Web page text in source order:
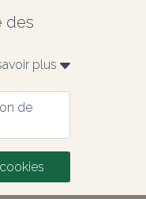
des
plus
de